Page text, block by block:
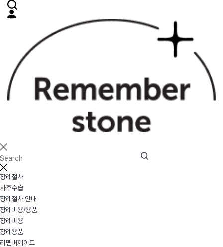
장례절차
사후수습
장례절차 안내
장례비용/용품
장례비용
장례용품
리멤버제이드